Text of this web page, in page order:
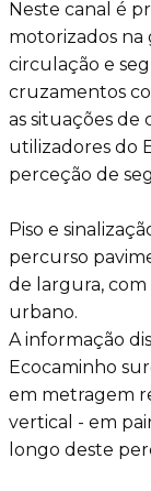
Neste canal é
motorizados na
circulação e
cruzamentos
as situações de
utilizadores do
perceção de
Piso e
percurso
de largura,
urbano.
A informação
Ecocaminho
em metragem
vertical - em
longo deste